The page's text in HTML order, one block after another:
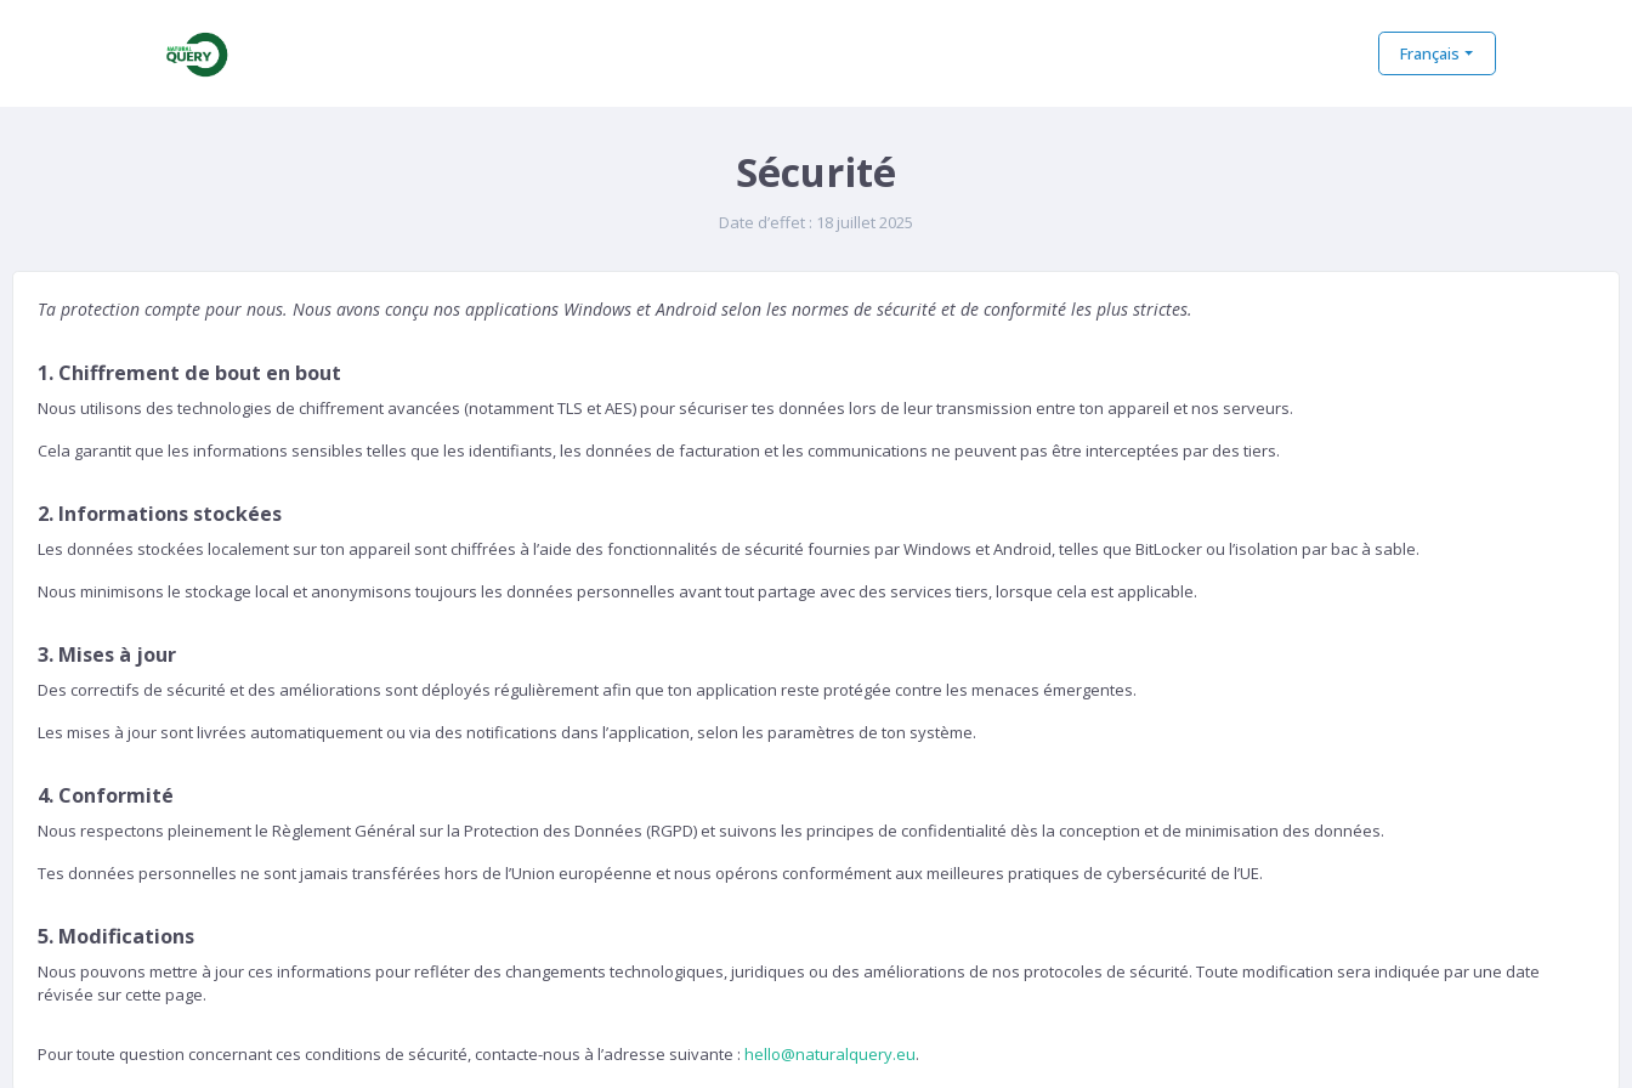
Français
Sécurité
Date d’effet : 18 juillet 2025
Ta protection compte pour nous. Nous avons conçu nos applications Windows et Android selon les normes de sécurité et de conformité les plus strictes.
1. Chiffrement de bout en bout
Nous utilisons des technologies de chiffrement avancées (notamment TLS et AES) pour sécuriser tes données lors de leur transmission entre ton appareil et nos serveurs.
Cela garantit que les informations sensibles telles que les identifiants, les données de facturation et les communications ne peuvent pas être interceptées par des tiers.
2. Informations stockées
Les données stockées localement sur ton appareil sont chiffrées à l’aide des fonctionnalités de sécurité fournies par Windows et Android, telles que BitLocker ou l’isolation par bac à sable.
Nous minimisons le stockage local et anonymisons toujours les données personnelles avant tout partage avec des services tiers, lorsque cela est applicable.
3. Mises à jour
Des correctifs de sécurité et des améliorations sont déployés régulièrement afin que ton application reste protégée contre les menaces émergentes.
Les mises à jour sont livrées automatiquement ou via des notifications dans l’application, selon les paramètres de ton système.
4. Conformité
Nous respectons pleinement le Règlement Général sur la Protection des Données (RGPD) et suivons les principes de confidentialité dès la conception et de minimisation des données.
Tes données personnelles ne sont jamais transférées hors de l’Union européenne et nous opérons conformément aux meilleures pratiques de cybersécurité de l’UE.
5. Modifications
Nous pouvons mettre à jour ces informations pour refléter des changements technologiques, juridiques ou des améliorations de nos protocoles de sécurité. Toute modification sera indiquée par une date
révisée sur cette page.
Pour toute question concernant ces conditions de sécurité, contacte-nous à l’adresse suivante : hello@naturalquery.eu.